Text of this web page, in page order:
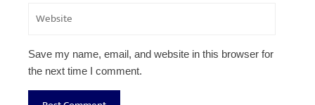
Save my name, email, and website in this browser for
the next time I comment.